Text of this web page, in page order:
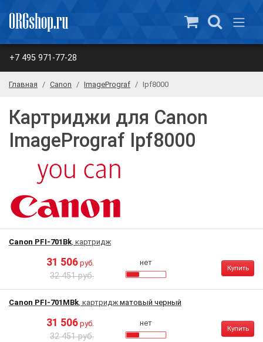
+7 495 971-77-28
Главная Canon ImagePrograf Ipf8000
Картриджи для Canon
ImagePrograf Ipf8000
Canon PFI-701Bk, картридж
31 506 руб.
32 451 руб.
нет
Купить
Canon PFI-701MBk, картридж матовый черный
31 506 руб.
32 451 руб.
нет
Купить